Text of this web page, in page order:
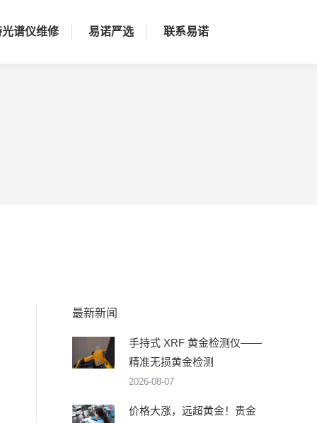
谱仪维修 易诺严选 联系易诺
最新新闻
手持式 XRF 黄金检测仪——
精准无损黄金检测
2026-08-07
价格大涨，远超黄金！贵金